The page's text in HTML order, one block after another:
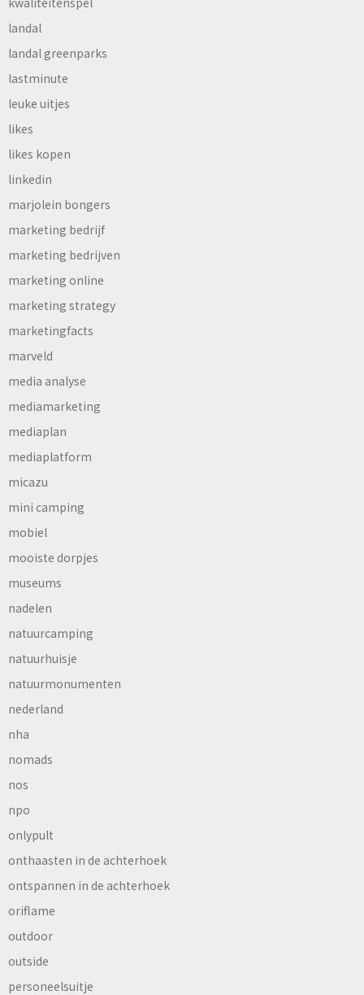
landal
landal greenparks
lastminute
leuke uitjes
likes
likes kopen
linkedin
marjolein bongers
marketing bedrijf
marketing bedrijven
marketing online
marketing strategy
marketingfacts
marveld
media analyse
mediamarketing
mediaplan
mediaplatform
micazu
mini camping
mobiel
mooiste dorpjes
museums
nadelen
natuurcamping
natuurhuisje
natuurmonumenten
nederland
nha
nomads
nos
npo
onlypult
onthaasten in de achterhoek
ontspannen in de achterhoek
oriflame
outdoor
outside
personeelsuitje